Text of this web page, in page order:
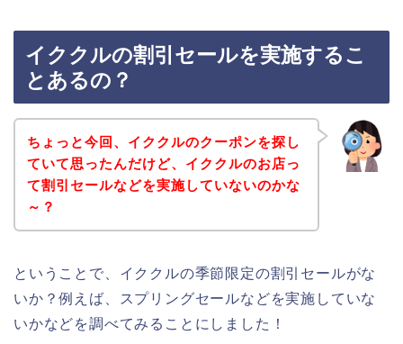
イククルの割引セールを実施するこ
とあるの？
ちょっと今回、イククルのクーポンを探し
ていて思ったんだけど、イククルのお店っ
て割引セールなどを実施していないのかな
～？
ということで、イククルの季節限定の割引セールがな
いか？例えば、スプリングセールなどを実施していな
いかなどを調べてみることにしました！